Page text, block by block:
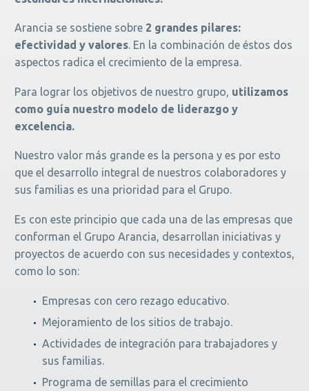
Arancia se sostiene sobre 2 grandes pilares:
efectividad y valores. En la combinación de éstos dos
aspectos radica el crecimiento de la empresa.
Para lograr los objetivos de nuestro grupo, utilizamos
como guía nuestro modelo de liderazgo y
excelencia.
Nuestro valor más grande es la persona y es por esto
que el desarrollo integral de nuestros colaboradores y
sus familias es una prioridad para el Grupo.
Es con este principio que cada una de las empresas que
conforman el Grupo Arancia, desarrollan iniciativas y
proyectos de acuerdo con sus necesidades y contextos,
como lo son:
Empresas con cero rezago educativo.
Mejoramiento de los sitios de trabajo.
Actividades de integración para trabajadores y
sus familias.
Programa de semillas para el crecimiento